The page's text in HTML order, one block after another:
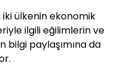
ülkenin ekonomik
ilgili eğilimlerin ve
bilgi paylaşımına da